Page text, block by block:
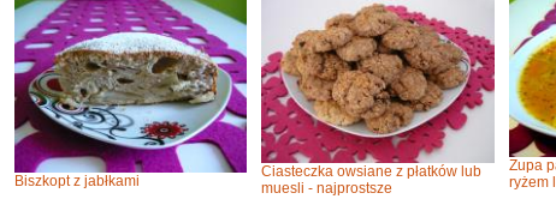
Biszkopt z jabłkami
Ciasteczka owsiane z płatków lub
muesli - najprostsze
Zupa
ryżem